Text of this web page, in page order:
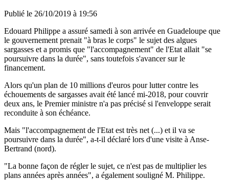
Publié le 26/10/2019 à 19:56
Edouard Philippe a assuré samedi à son arrivée en Guadeloupe que
le gouvernement prenait "à bras le corps" le sujet des algues
sargasses et a promis que "l'accompagnement" de l'Etat allait "se
poursuivre dans la durée", sans toutefois s'avancer sur le
financement.
Alors qu'un plan de 10 millions d'euros pour lutter contre les
échouements de sargasses avait été lancé mi-2018, pour couvrir
deux ans, le Premier ministre n'a pas précisé si l'enveloppe serait
reconduite à son échéance.
Mais "l'accompagnement de l'Etat est très net (...) et il va se
poursuivre dans la durée", a-t-il déclaré lors d'une visite à Anse-
Bertrand (nord).
"La bonne façon de régler le sujet, ce n'est pas de multiplier les
plans années après années", a également souligné M. Philippe.